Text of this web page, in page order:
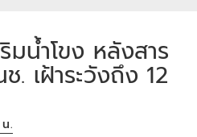
น้ำโขง หลังสาร
. เฝ้าระวังถึง 12
.